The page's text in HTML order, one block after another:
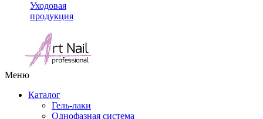
Уходовая
продукция
Меню
Каталог
Гель-лаки
Однофазная система